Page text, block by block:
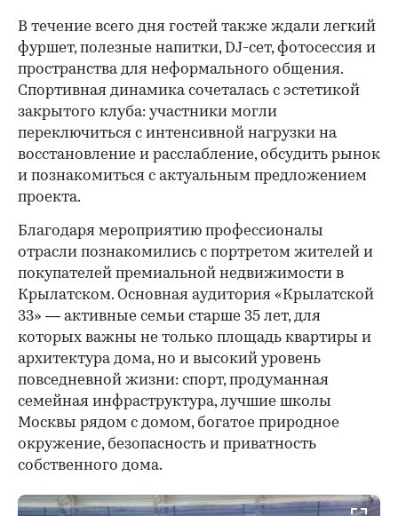
В течение всего дня гостей также ждали легкий
фуршет, полезные напитки, DJ-сет, фотосессия и
пространства для неформального общения.
Спортивная динамика сочеталась с эстетикой
закрытого клуба: участники могли
переключиться с интенсивной нагрузки на
восстановление и расслабление, обсудить рынок
и познакомиться с актуальным предложением
проекта.
Благодаря мероприятию профессионалы
отрасли познакомились с портретом жителей и
покупателей премиальной недвижимости в
Крылатском. Основная аудитория «Крылатской
33» — активные семьи старше 35 лет, для
которых важны не только площадь квартиры и
архитектура дома, но и высокий уровень
повседневной жизни: спорт, продуманная
семейная инфраструктура, лучшие школы
Москвы рядом с домом, богатое природное
окружение, безопасность и приватность
собственного дома.